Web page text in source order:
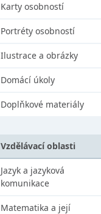
Karty osobností
Portréty osobností
Ilustrace a obrázky
Domácí úkoly
Doplňkové materiály
Vzdělávací oblasti
Jazyk a jazyková
komunikace
Matematika a její